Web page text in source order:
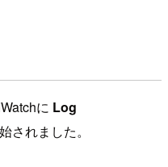
に Log
されました。